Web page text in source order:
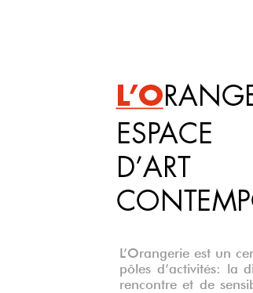
L’Orangerie est un
pôles d’activités: la
rencontre et de